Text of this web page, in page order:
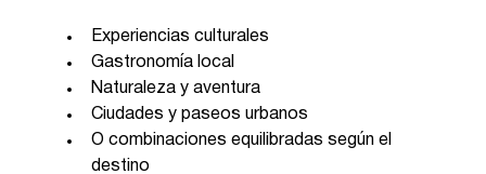
Experiencias culturales
Gastronomía local
Naturaleza y aventura
Ciudades y paseos urbanos
O combinaciones equilibradas según el
destino